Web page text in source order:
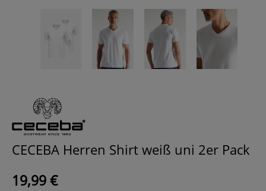
CECEBA Herren Shirt weiß uni 2er Pack
19,99 €